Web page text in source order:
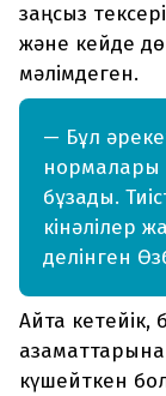
заңсыз
және кейде
мәлімдеген.
— Бұл
нормалары
бұзады.
кінәлілер
делінген
Айта кетейік,
күшейткен